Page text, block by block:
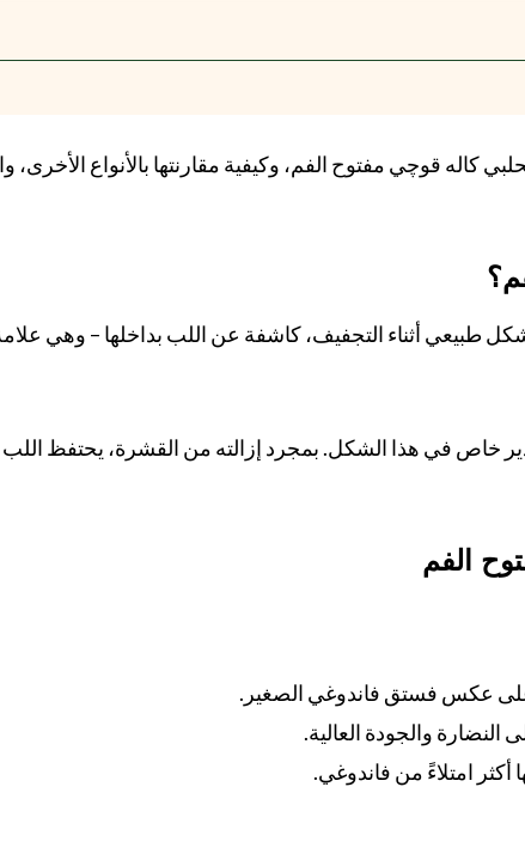
قوچي مفتوح الفم، وكيفية مقارنتها بالأنواع الأخرى،
طبيعي أثناء التجفيف، كاشفة عن اللب بداخلها – وهي
خاص في هذا الشكل. بمجرد إزالته من القشرة، يحتفظ اللب
الفم
عكس فستق فاندوغي الصغير.
النضارة والجودة العالية.
أكثر امتلاءً من فاندوغي.